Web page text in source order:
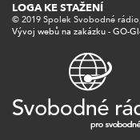
© 2019 Spolek Svobodné
Vývoj webů na zakázku - GO-
LOGA KE STAŽENÍ